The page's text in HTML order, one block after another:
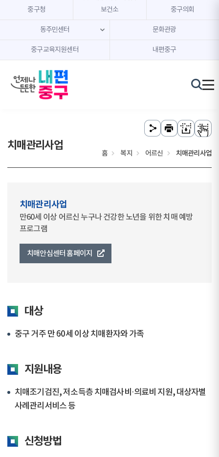
본문 내용 바로가기
주메뉴 바로가기
중구청 보건소 중구의회
동주민센터 문화관광
중구교육지원센터 내편중구
치매관리사업
홈 복지 어르신 치매관리사업
치매관리사업
만60세 이상 어르신 누구나 건강한 노년을 위한 치매 예방
프로그램
치매안심센터 홈페이지
대상
중구 거주 만 60세 이상 치매환자와 가족
지원내용
치매조기검진, 저소득층 치매검사비·의료비 지원, 대상자별
사례관리서비스 등
신청방법